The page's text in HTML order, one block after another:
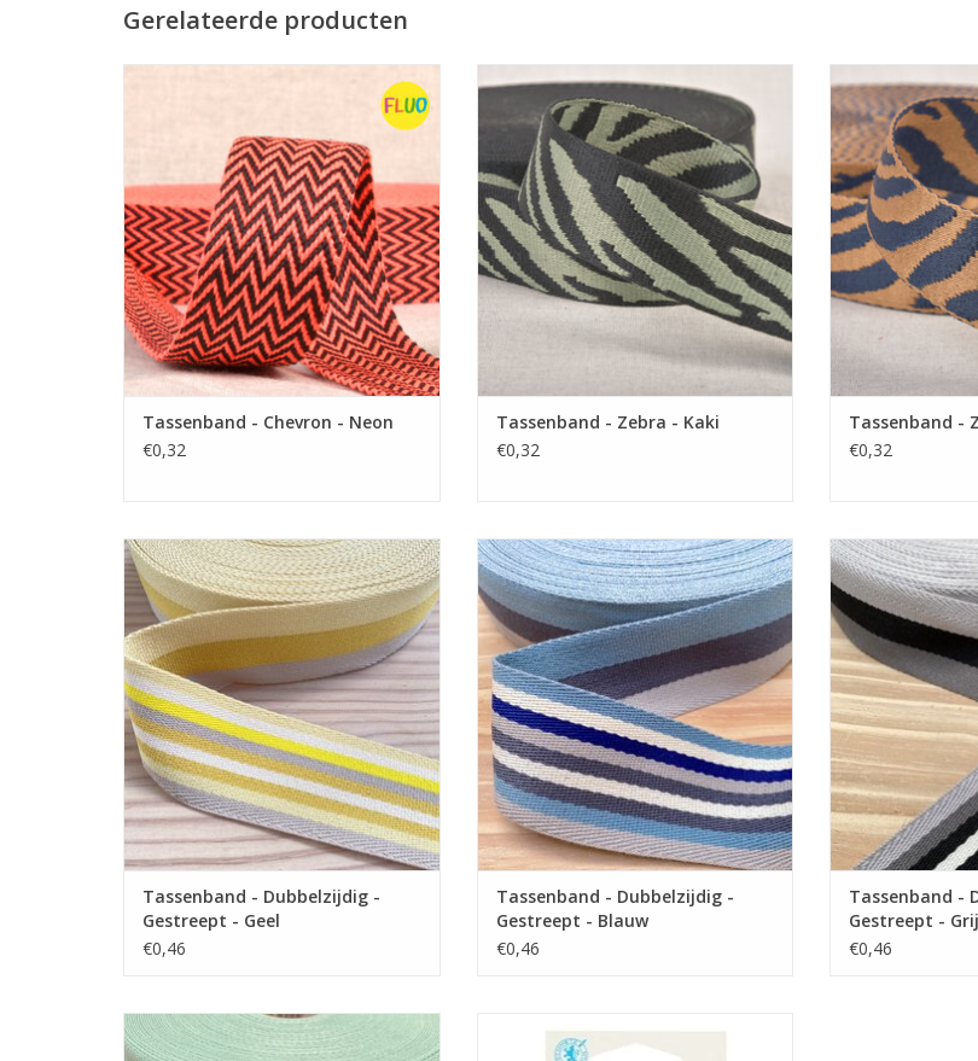
Gerelateerde producten
Prachtige tassenband van 38 mm breed.
TOEVOEGEN AAN WINKELWAGEN
Tassenband - Chevron - Neon
€0,32
Prijs per 10cm
Prachtige tassenband van 38 mm breed.
TOEVOEGEN AAN WINKELWAGEN
Tassenband - Zebra - Kaki
€0,32
Prachtige
TOEVOEGEN
Tassenband -
€0,32
Prijs per 10cm
Gestreepte katoenen tassenband van 4
cm met twee verschillende zijden.
TOEVOEGEN AAN WINKELWAGEN
Tassenband - Dubbelzijdig -
Gestreept - Geel
€0,46
Prijs per 10cm
Gestreepte katoenen tassenband van 4
cm met twee verschillende zijden.
TOEVOEGEN AAN WINKELWAGEN
Tassenband - Dubbelzijdig -
Gestreept - Blauw
€0,46
Prijs
Gestreepte
cm met twee
TOEVOEGEN
Tassenband -
Gestreept -
€0,46
Prijs per 10cm